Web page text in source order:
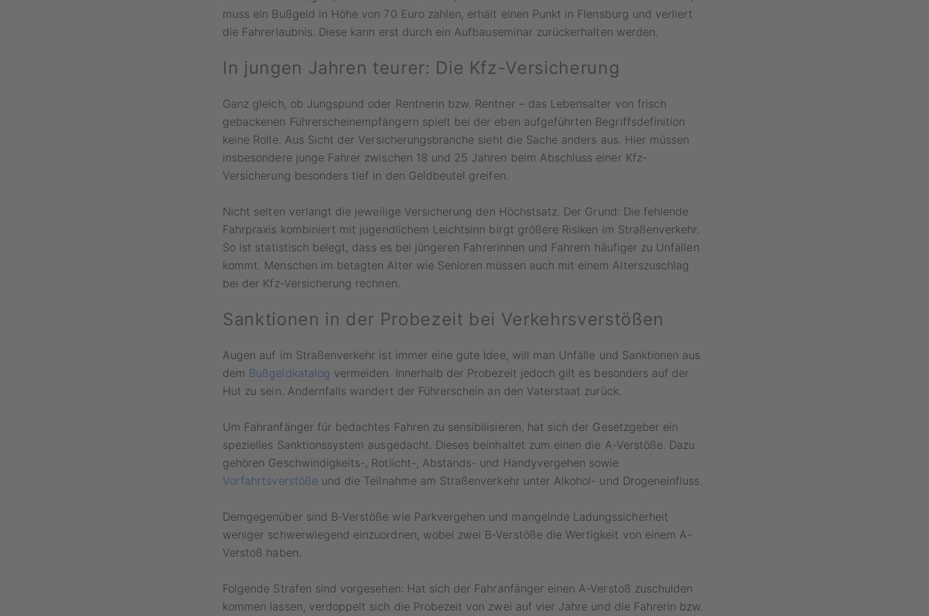
muss ein Bußgeld in Höhe von 70 Euro zahlen, erhält einen Punkt in Flensburg und verliert
die Fahrerlaubnis. Diese kann erst durch ein Aufbauseminar zurückerhalten werden.
In jungen Jahren teurer: Die Kfz-Versicherung
Ganz gleich, ob Jungspund oder Rentnerin bzw. Rentner – das Lebensalter von frisch
gebackenen Führerscheinempfängern spielt bei der eben aufgeführten Begriffsdefinition
keine Rolle. Aus Sicht der Versicherungsbranche sieht die Sache anders aus. Hier müssen
insbesondere junge Fahrer zwischen 18 und 25 Jahren beim Abschluss einer Kfz-
Versicherung besonders tief in den Geldbeutel greifen.
Nicht selten verlangt die jeweilige Versicherung den Höchstsatz. Der Grund: Die fehlende
Fahrpraxis kombiniert mit jugendlichem Leichtsinn birgt größere Risiken im Straßenverkehr.
So ist statistisch belegt, dass es bei jüngeren Fahrerinnen und Fahrern häufiger zu Unfällen
kommt. Menschen im betagten Alter wie Senioren müssen auch mit einem Alterszuschlag
bei der Kfz-Versicherung rechnen.
Sanktionen in der Probezeit bei Verkehrsverstößen
Augen auf im Straßenverkehr ist immer eine gute Idee, will man Unfälle und Sanktionen aus
dem Bußgeldkatalog vermeiden. Innerhalb der Probezeit jedoch gilt es besonders auf der
Hut zu sein. Andernfalls wandert der Führerschein an den Vaterstaat zurück.
Um Fahranfänger für bedachtes Fahren zu sensibilisieren, hat sich der Gesetzgeber ein
spezielles Sanktionssystem ausgedacht. Dieses beinhaltet zum einen die A-Verstöße. Dazu
gehören Geschwindigkeits-, Rotlicht-, Abstands- und Handyvergehen sowie
Vorfahrtsverstöße und die Teilnahme am Straßenverkehr unter Alkohol- und Drogeneinfluss.
Demgegenüber sind B-Verstöße wie Parkvergehen und mangelnde Ladungssicherheit
weniger schwerwiegend einzuordnen, wobei zwei B-Verstöße die Wertigkeit von einem A-
Verstoß haben.
Folgende Strafen sind vorgesehen: Hat sich der Fahranfänger einen A-Verstoß zuschulden
kommen lassen, verdoppelt sich die Probezeit von zwei auf vier Jahre und die Fahrerin bzw.